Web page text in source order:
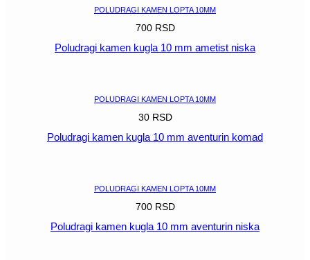
POLUDRAGI KAMEN LOPTA 10MM
700 RSD
Poludragi kamen kugla 10 mm ametist niska
POLUDRAGI KAMEN LOPTA 10MM
30 RSD
Poludragi kamen kugla 10 mm aventurin komad
POLUDRAGI KAMEN LOPTA 10MM
700 RSD
Poludragi kamen kugla 10 mm aventurin niska